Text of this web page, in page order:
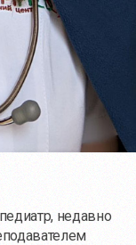
недавно